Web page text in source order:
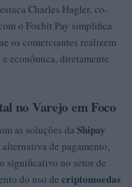
Charles Hagler, co-
o Foxbit Pay simplifica
os comerciantes realizem
econômica, diretamente
no Varejo em Foco
as soluções da Shipay
de pagamento,
significativo no setor de
do uso de criptomoedas